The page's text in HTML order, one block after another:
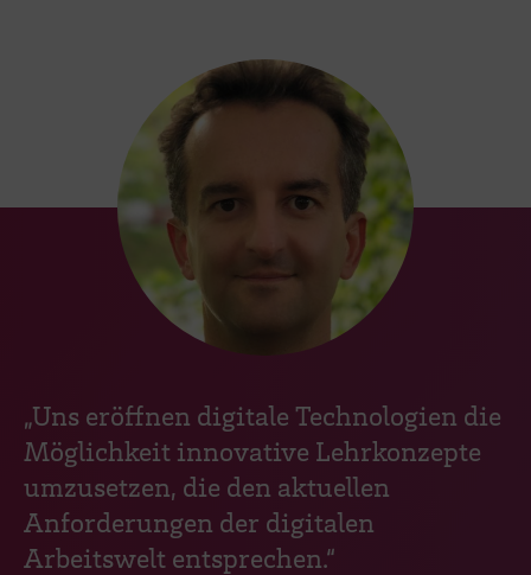
„Uns eröffnen digitale Technologien die
Möglichkeit innovative Lehrkonzepte
umzusetzen, die den aktuellen
Anforderungen der digitalen
Arbeitswelt entsprechen.“